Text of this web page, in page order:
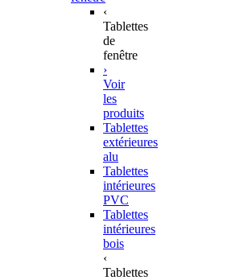
‹
Tablettes
de
fenêtre
›
Voir
les
produits
Tablettes
extérieures
alu
Tablettes
intérieures
PVC
Tablettes
intérieures
bois
‹
Tablettes